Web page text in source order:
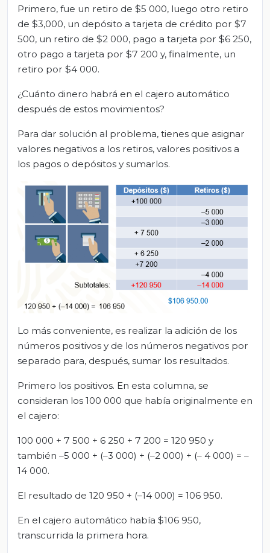
Primero, fue un retiro de $5 000, luego otro retiro
de $3,000, un depósito a tarjeta de crédito por $7
500, un retiro de $2 000, pago a tarjeta por $6 250,
otro pago a tarjeta por $7 200 y, finalmente, un
retiro por $4 000.
¿Cuánto dinero habrá en el cajero automático
después de estos movimientos?
Para dar solución al problema, tienes que asignar
valores negativos a los retiros, valores positivos a
los pagos o depósitos y sumarlos.
Lo más conveniente, es realizar la adición de los
números positivos y de los números negativos por
separado para, después, sumar los resultados.
Primero los positivos. En esta columna, se
consideran los 100 000 que había originalmente en
el cajero:
100 000 + 7 500 + 6 250 + 7 200 = 120 950 y
también –5 000 + (–3 000) + (–2 000) + (– 4 000) = –
14 000.
El resultado de 120 950 + (–14 000) = 106 950.
En el cajero automático había $106 950,
transcurrida la primera hora.